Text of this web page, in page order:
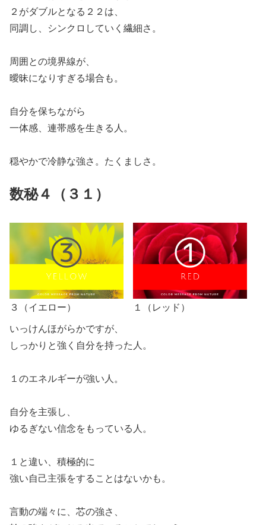
２がダブルとなる２２は、
同調し、シンクロしていく繊細さ。
周囲との境界線が、
曖昧になりすぎる場合も。
自分を保ちながら
一体感、連帯感を生きる人。
穏やかで冷静な強さ。たくましさ。
数秘４（３１）
３（イエロー）
１（レッド）
いっけんほがらかですが、
しっかりと強く自分を持った人。
１のエネルギーが強い人。
自分を主張し、
ゆるぎない信念をもっている人。
１と違い、積極的に
強い自己主張をすることはないかも。
言動の端々に、芯の強さ、